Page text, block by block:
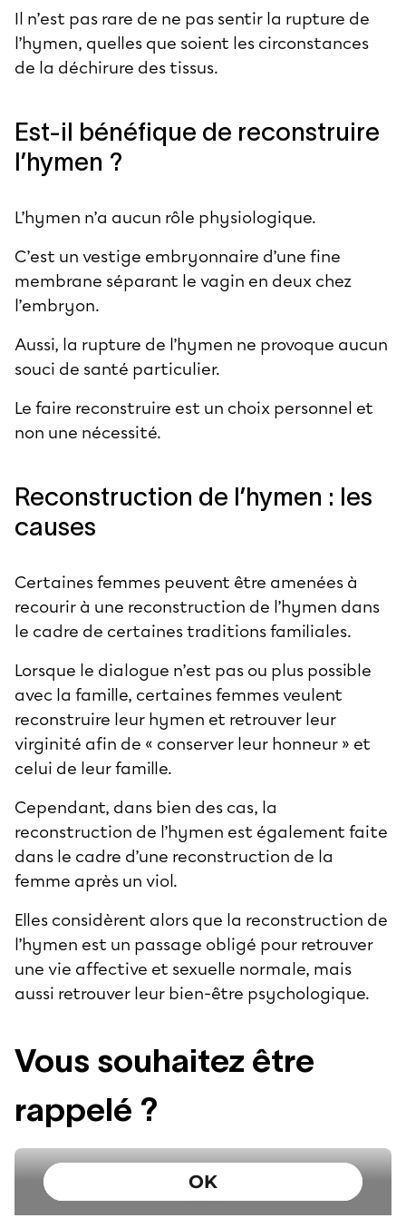
Il n’est pas rare de ne pas sentir la rupture de
l’hymen, quelles que soient les circonstances
de la déchirure des tissus.
Est-il bénéfique de reconstruire
l’hymen ?
L’hymen n’a aucun rôle physiologique.
C’est un vestige embryonnaire d’une fine
membrane séparant le vagin en deux chez
l’embryon.
Aussi, la rupture de l’hymen ne provoque aucun
souci de santé particulier.
Le faire reconstruire est un choix personnel et
non une nécessité.
Reconstruction de l’hymen : les
causes
Certaines femmes peuvent être amenées à
recourir à une reconstruction de l’hymen dans
le cadre de certaines traditions familiales.
Lorsque le dialogue n’est pas ou plus possible
avec la famille, certaines femmes veulent
reconstruire leur hymen et retrouver leur
virginité afin de « conserver leur honneur » et
celui de leur famille.
Cependant, dans bien des cas, la
reconstruction de l’hymen est également faite
dans le cadre d’une reconstruction de la
femme après un viol.
Elles considèrent alors que la reconstruction de
l’hymen est un passage obligé pour retrouver
une vie affective et sexuelle normale, mais
aussi retrouver leur bien-être psychologique.
Vous souhaitez être
rappelé ?